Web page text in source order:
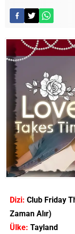
Dizi: Club Friday
Zaman Alır)
Ülke: Tayland